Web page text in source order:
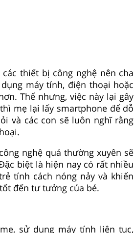
thiết bị công nghệ nên cha
máy tính, điện thoại hoặc
Thế nhưng, việc này lại gây
mẹ lại lấy smartphone để dỗ
và các con sẽ luôn nghĩ rằng
nghệ quá thường xuyên sẽ
biệt là hiện nay có rất nhiều
tính cách nóng nảy và khiến
đến tư tưởng của bé.
sử dụng máy tính liên tục,